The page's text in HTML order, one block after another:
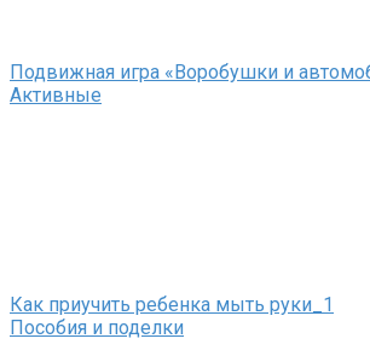
Подвижная игра «Воробушки и
Активные
Как приучить ребенка мыть руки_1
Пособия и поделки